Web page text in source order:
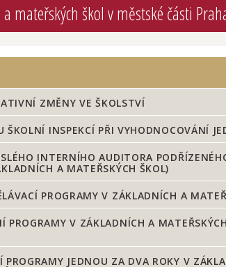
mateřských škol v městské části
ZMĚNY VE ŠKOLSTVÍ
ŠKOLNÍ INSPEKCÍ PŘI VYHODNOCOVÁNÍ
INTERNÍHO AUDITORA
A MATEŘSKÝCH ŠKOL)
PROGRAMY V ZÁKLADNÍCH A
PROGRAMY V ZÁKLADNÍCH A
JEDNOU ZA DVA ROKY V